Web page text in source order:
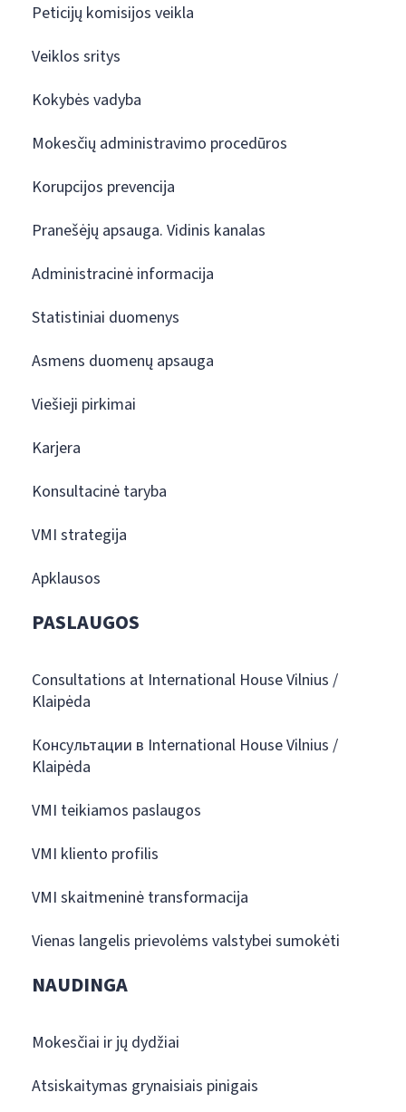
Peticijų komisijos veikla
Veiklos sritys
Kokybės vadyba
Mokesčių administravimo procedūros
Korupcijos prevencija
Pranešėjų apsauga. Vidinis kanalas
Administracinė informacija
Statistiniai duomenys
Asmens duomenų apsauga
Viešieji pirkimai
Karjera
Konsultacinė taryba
VMI strategija
Apklausos
PASLAUGOS
Consultations at International House Vilnius /
Klaipėda
Консультации в International House Vilnius /
Klaipėda
VMI teikiamos paslaugos
VMI kliento profilis
VMI skaitmeninė transformacija
Vienas langelis prievolėms valstybei sumokėti
NAUDINGA
Mokesčiai ir jų dydžiai
Atsiskaitymas grynaisiais pinigais